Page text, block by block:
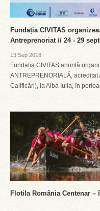
Fundația CIVITAS
Antreprenoriat // 24 - 29
13 Sep 2018
Fundația CIVITAS anunță
ANTREPRENORIALĂ,
Calificări), la Alba Iulia, în
Flotila România Centenar –